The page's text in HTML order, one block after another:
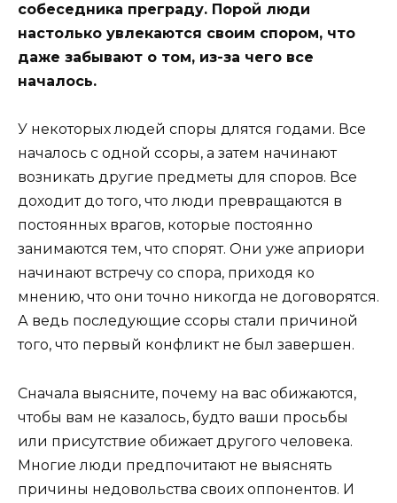
собеседника преграду. Порой люди
настолько увлекаются своим спором, что
даже забывают о том, из-за чего все
началось.
У некоторых людей споры длятся годами. Все
началось с одной ссоры, а затем начинают
возникать другие предметы для споров. Все
доходит до того, что люди превращаются в
постоянных врагов, которые постоянно
занимаются тем, что спорят. Они уже априори
начинают встречу со спора, приходя ко
мнению, что они точно никогда не договорятся.
А ведь последующие ссоры стали причиной
того, что первый конфликт не был завершен.
Сначала выясните, почему на вас обижаются,
чтобы вам не казалось, будто ваши просьбы
или присутствие обижает другого человека.
Многие люди предпочитают не выяснять
причины недовольства своих оппонентов. И